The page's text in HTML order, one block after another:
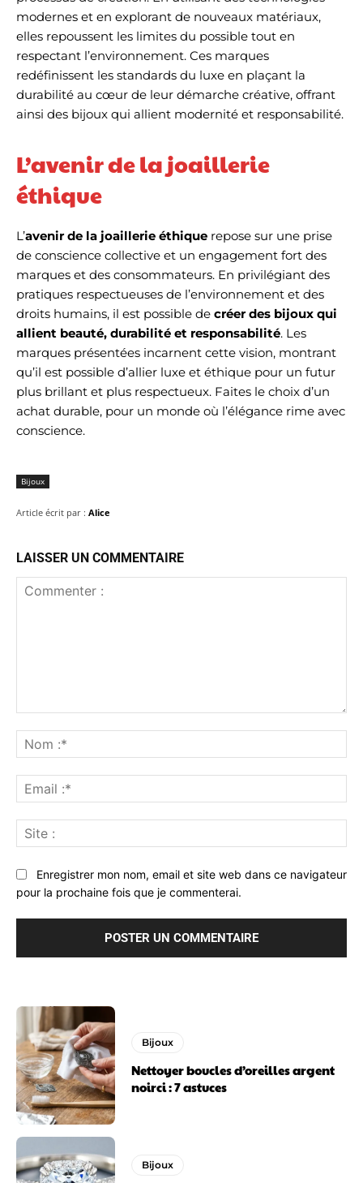
modernes et en explorant de nouveaux matériaux,
elles repoussent les limites du possible tout en
respectant l’environnement. Ces marques
redéfinissent les standards du luxe en plaçant la
durabilité au cœur de leur démarche créative, offrant
ainsi des bijoux qui allient modernité et responsabilité.
L’avenir de la joaillerie
éthique
L’avenir de la joaillerie éthique repose sur une prise
de conscience collective et un engagement fort des
marques et des consommateurs. En privilégiant des
pratiques respectueuses de l’environnement et des
droits humains, il est possible de créer des bijoux qui
allient beauté, durabilité et responsabilité. Les
marques présentées incarnent cette vision, montrant
qu’il est possible d’allier luxe et éthique pour un futur
plus brillant et plus respectueux. Faites le choix d’un
achat durable, pour un monde où l’élégance rime avec
conscience.
Bijoux
Article écrit par : Alice
LAISSER UN COMMENTAIRE
:*
:*
:
Enregistrer mon nom, email et site web dans ce navigateur
pour la prochaine fois que je commenterai.
Bijoux
Nettoyer boucles d’oreilles argent
noirci : 7 astuces
Bijoux